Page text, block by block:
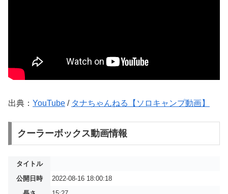
出典： YouTube / タナちゃんねる【ソロキャンプ動画】
クーラーボックス動画情報
タイトル
公開日時
2022-08-16 18:00:18